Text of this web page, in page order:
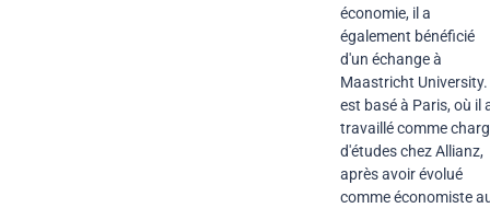
économie, il a
également bénéficié
d'un échange à
Maastricht University.
est basé à Paris, où il
travaillé comme
d'études chez Allianz,
après avoir évolué
comme économiste